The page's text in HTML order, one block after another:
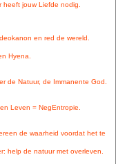
heeft jouw Liefde nodig.
en red de wereld.
Hyena.
de Natuur, de Immanente God.
Leven = NegEntropie.
de waarheid voordat het te
help de natuur met overleven.